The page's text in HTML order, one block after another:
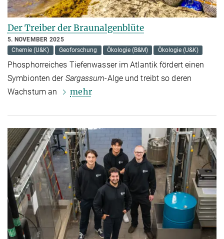
Der Treiber der Braunalgenblüte
5. NOVEMBER 2025
Chemie (U&K)
Geoforschung Ökologie (B&M) Ökologie (U&K)
Phosphorreiches Tiefenwasser im Atlantik fördert einen
Symbionten der Sargassum-Alge und treibt so deren
Wachstum an
mehr